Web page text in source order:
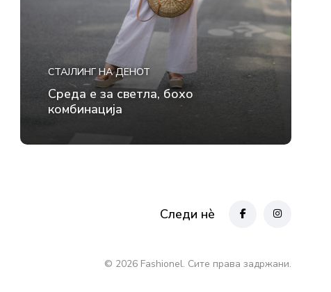
СТАЈЛИНГ НА ДЕНОТ
Среда е за светла, бохо
комбинација
Следи нè
© 2026 Fashionel. Сите права задржани.